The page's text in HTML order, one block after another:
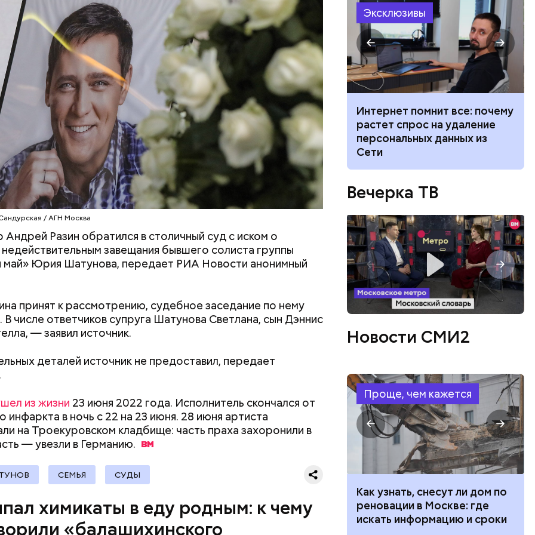
/ АГН Москва
Разин обратился в столичный суд с иском о
недействительным завещания бывшего солиста группы
май» Юрия Шатунова, передает РИА Новости анонимный
принят к рассмотрению, судебное заседание по нему
В числе ответчиков супруга Шатунова Светлана, сын Дэннис
— заявил источник.
деталей источник не предоставил, передает
.
из жизни 23 июня 2022 года. Исполнитель скончался от
инфаркта в ночь с 22 на 23 июня. 28 июня артиста
на Троекуровском кладбище: часть праха захоронили в
— увезли в Германию.
СЕМЬЯ СУДЫ
химикаты в еду родным: к чему
«балашихинского
В квартире потерпевших установили
видеонаблюдения. На записи попал 25-летний сын
Артем Миссюра, который тайно приходил в квартиру
и подсыпал им в еду химикаты. Также отравленную
младшая сестра.
отправились в село Чанко, где может скрываться
Въезд и выезд в город перекрыты. Помимо этого,
патрулируют улицы, железнодорожный вокзал и
что таким образом молодой человек решил
Эксклюзивы
«Поколение соло»: что стоит
за желанием молодежи жить
с фокусом «на себя»
Прохлада после жары: какой
будет погода в Москве на
второй неделе августа
Интернет помнит все: почему
растет спрос на удаление
персональных данных из
Сети
Вечерка ТВ
Новости СМИ2
Проще, чем кажется
не получить штраф
рублей от государства при
трудной ситуации: кто может
Как узнать, снесут ли дом по
реновации в Москве: где
искать информацию и сроки